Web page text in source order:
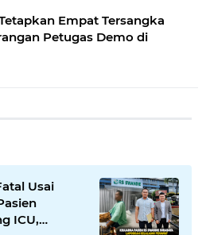
Empat Tersangka
Petugas Demo di
Usai
ICU,